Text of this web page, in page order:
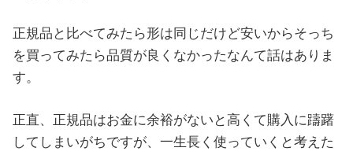
正規品と比べてみたら形は同じだけど安いからそっち
を買ってみたら品質が良くなかったなんて話はありま
す。
正直、正規品はお金に余裕がないと高くて購入に躊躇
してしまいがちですが、一生長く使っていくと考えた